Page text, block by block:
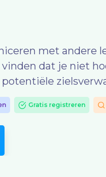
met andere
vinden dat je niet
Gratis registreren